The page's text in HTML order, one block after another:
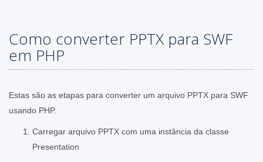
Como converter PPTX para SWF
em PHP
Estas são as etapas para converter um arquivo PPTX para SWF
usando PHP.
Carregar arquivo PPTX com uma instância da classe
Presentation